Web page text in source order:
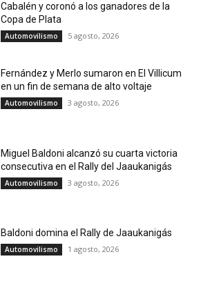
Cabalén y coronó a los ganadores de la
Copa de Plata
Automovilismo 5 agosto, 2026
Fernández y Merlo sumaron en El Villicum
en un fin de semana de alto voltaje
Automovilismo 3 agosto, 2026
Miguel Baldoni alcanzó su cuarta victoria
consecutiva en el Rally del Jaaukanigás
Automovilismo 3 agosto, 2026
Baldoni domina el Rally de Jaaukanigás
Automovilismo 1 agosto, 2026